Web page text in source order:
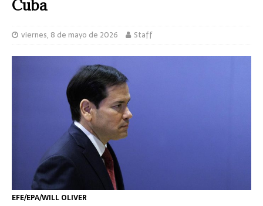
Cuba
viernes, 8 de mayo de 2026 Staff
EFE/EPA/WILL OLIVER